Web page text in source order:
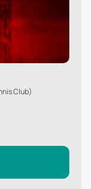
Club)